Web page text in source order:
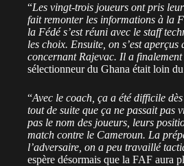
“Les vingt-trois joueurs ont pris
fait remonter les informations à la
la Fédé s’est réuni avec le staff
les choix. Ensuite, on s’est
concernant Rajevac. Il a
sélectionneur du Ghana était loin
“Avec le coach, ça a été difficile
tout de suite que ça ne passait
pas le nom des joueurs, leurs
match contre le Cameroun. La
l’adversaire, on a peu travaillé
espère désormais que la FAF aura